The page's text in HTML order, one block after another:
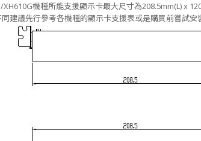
機種所能支援顯示卡最大尺寸為208.5mm(L) x
建議先行參考各機種的顯示卡支援表或是購買前嘗試安